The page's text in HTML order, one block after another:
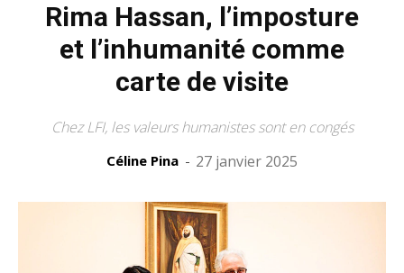
Rima Hassan, l’imposture
et l’inhumanité comme
carte de visite
Chez LFI, les valeurs humanistes sont en congés
Céline Pina - 27 janvier 2025